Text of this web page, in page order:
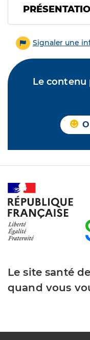
Signaler une
Le contenu
Le site santé
quand vous